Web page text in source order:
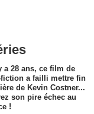
a 28 ans, ce film de
a failli mettre fin
de Kevin Costner...
son pire échec au
!